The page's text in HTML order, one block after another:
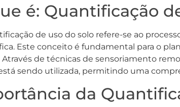
é: Quantificação
de uso do solo refere-se ao
Este conceito é fundamental para o
de técnicas de sensoriamento
sendo utilizada, permitindo uma
da